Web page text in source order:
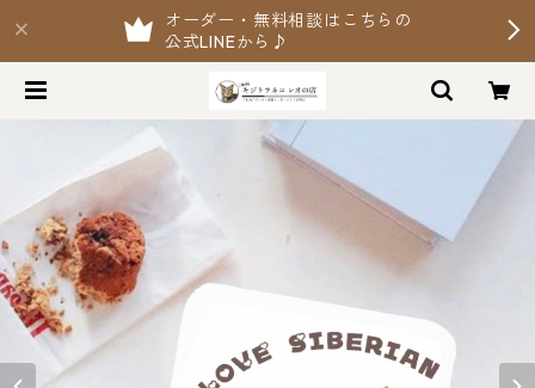
オーダー・無料相談はこちらの
公式LINEから♪